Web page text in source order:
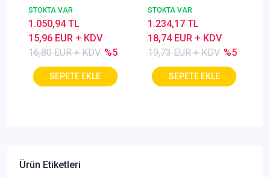
Freze, Parmak freze
ucu Z=4,TiSiN
Kaplamalı
STOKTA VAR
16,80 EUR + KDV %5
15,96 EUR + KDV
1.050,94 TL
ucu, Z=3, Kaplamalı,
30°
STOKTA VAR
19,73 EUR + KDV %5
18,74 EUR + KDV
1.234,17 TL
Ürün Etiketleri